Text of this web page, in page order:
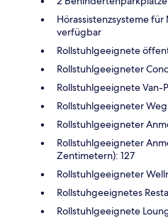
Hörassistenzsysteme
verfügbar
Rollstuhlgeeignete
Rollstuhlgeeigneter
Rollstuhlgeeignete Van-
Rollstuhlgeeigneter
Rollstuhlgeeigneter
Rollstuhlgeeigneter
Zentimetern): 127
Rollstuhlgeeigneter
Rollstuhgeeignetes
Rollstuhlgeeignete